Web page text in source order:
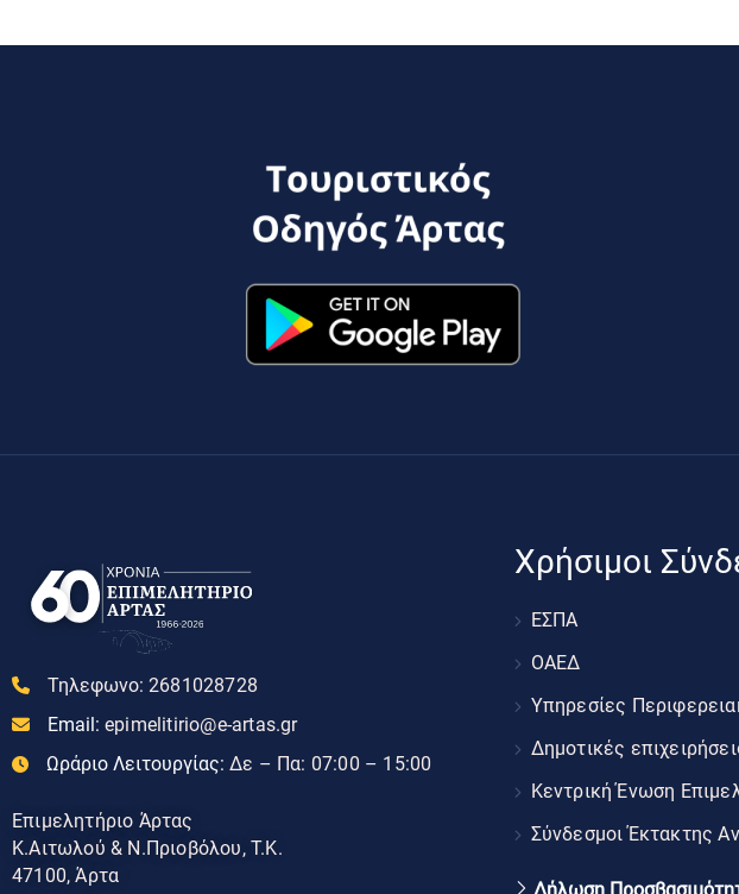
Τηλεφωνο: 2681028728
Email: epimelitirio@e-artas.gr
Ωράριο Λειτουργίας: Δε – Πα: 07:00 – 15:00
Επιμελητήριο Άρτας
Κ.Αιτωλού & Ν.Πριοβόλου, Τ.Κ.
47100, Άρτα
Χρήσιμοι
ΕΣΠΑ
ΟΑΕΔ
Υπηρεσίες
Δημοτικές
Κεντρική Ένωση
Σύνδεσμοι Έκτακτης
Δήλωση